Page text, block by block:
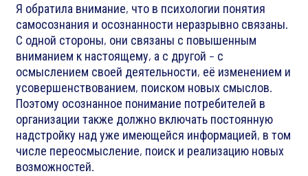
Я обратила внимание, что в психологии понятия
самосознания и осознанности неразрывно связаны.
С одной стороны, они связаны с повышенным
вниманием к настоящему, а с другой – с
осмыслением своей деятельности, её изменением и
усовершенствованием, поиском новых смыслов.
Поэтому осознанное понимание потребителей в
организации также должно включать постоянную
надстройку над уже имеющейся информацией, в том
числе переосмысление, поиск и реализацию новых
возможностей.